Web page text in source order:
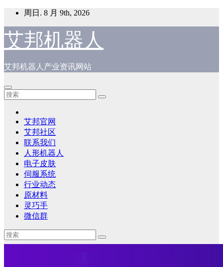
内
容
周日. 8 月 9th, 2026
艾邦机器人
艾邦机器人产业资讯网站
艾邦官网
艾邦社区
联系我们
人形机器人
电子皮肤
伺服系统
行业动态
原材料
灵巧手
微信群